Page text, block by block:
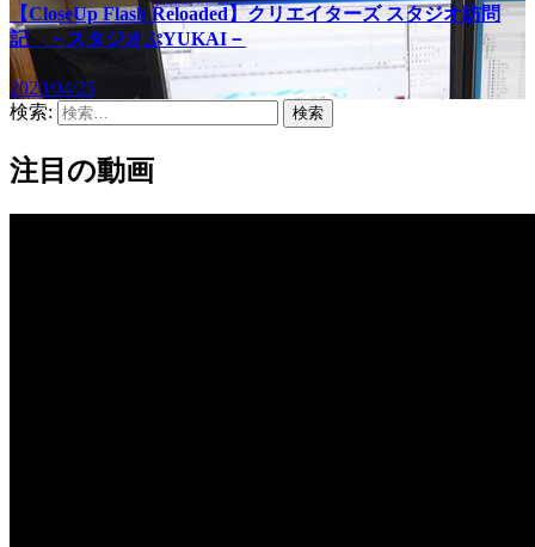
【CloseUp Flash Reloaded】クリエイターズ スタジオ訪問
記 －スタジオぷYUKAI－
2020/04/25
検索:
注目の動画